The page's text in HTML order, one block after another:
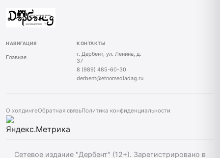
НАВИГАЦИЯ
Главная
КОНТАКТЫ
г. Дербент, ул. Ленина, д.
37
8 (989) 485-60-30
derbent@etnomediadag.ru
О холдингеОбратная связьПолитика конфиденциальности
Сетевое издание "Дербент" (12+). Зарегистрировано в